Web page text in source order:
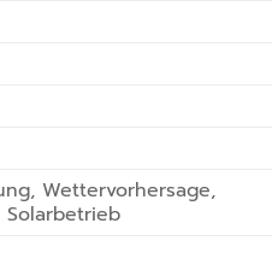
Wettervorhersage,
Solarbetrieb